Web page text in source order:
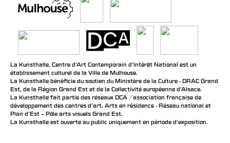
La Kunsthalle, Centre d’Art Contemporain d’Intérêt National est un
établissement culturel de la Ville de Mulhouse.
La Kunsthalle bénéficie du soutien du Ministère de la Culture - DRAC Grand
Est, de la Région Grand Est et de la Collectivité européenne d’Alsace.
La Kunsthalle fait partie des réseaux DCA / association française de
développement des centres d'art, Arts en résidence - Réseau national et
Plan d’Est – Pôle arts visuels Grand Est.
La Kunsthalle est ouverte au public uniquement en période d'exposition.